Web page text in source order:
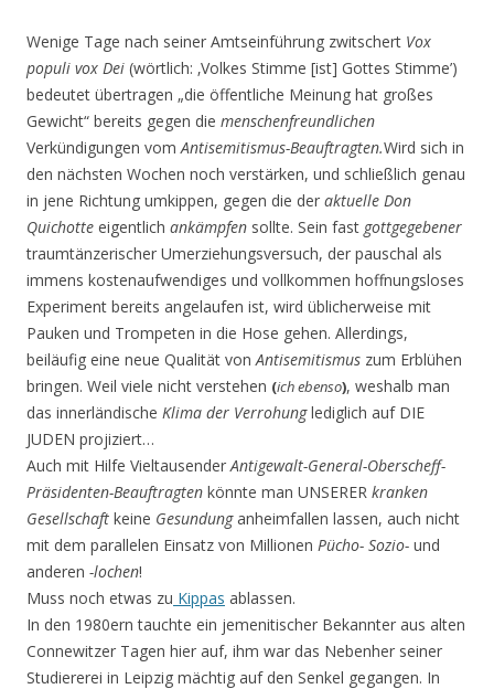
Wenige Tage nach seiner Amtseinführung zwitschert Vox
populi vox Dei (wörtlich: ‚Volkes Stimme [ist] Gottes Stimme’)
bedeutet übertragen „die öffentliche Meinung hat großes
Gewicht“ bereits gegen die menschenfreundlichen
Verkündigungen vom Antisemitismus-Beauftragten.Wird sich in
den nächsten Wochen noch verstärken, und schließlich genau
in jene Richtung umkippen, gegen die der aktuelle Don
Quichotte eigentlich ankämpfen sollte. Sein fast gottgegebener
traumtänzerischer Umerziehungsversuch, der pauschal als
immens kostenaufwendiges und vollkommen hoffnungsloses
Experiment bereits angelaufen ist, wird üblicherweise mit
Pauken und Trompeten in die Hose gehen. Allerdings,
beiläufig eine neue Qualität von Antisemitismus zum Erblühen
bringen. Weil viele nicht verstehen (ich ebenso), weshalb man
das innerländische Klima der Verrohunglediglich auf DIE
JUDEN projiziert…
Auch mit Hilfe Vieltausender Antigewalt-General-Oberscheff-
Präsidenten-Beauftragten könnte man UNSERER kranken
Gesellschaft keine Gesundunganheimfallen lassen, auch nicht
mit dem parallelen Einsatz von Millionen Pücho- Sozio- und
anderen -lochen!
Muss noch etwas zu Kippas ablassen.
In den 1980ern tauchte ein jemenitischer Bekannter aus alten
Connewitzer Tagen hier auf, ihm war das Nebenher seiner
Studiererei in Leipzig mächtig auf den Senkel gegangen. In